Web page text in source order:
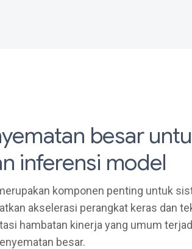
besar
inferensi model
komponen penting untuk
akselerasi perangkat keras dan
hambatan kinerja yang umum
besar.